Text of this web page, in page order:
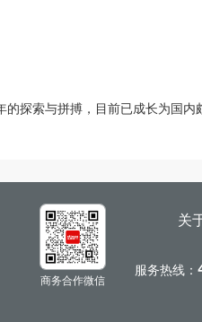
探索与拼搏，目前已成长为国
商务合作微信
关
服务热线：